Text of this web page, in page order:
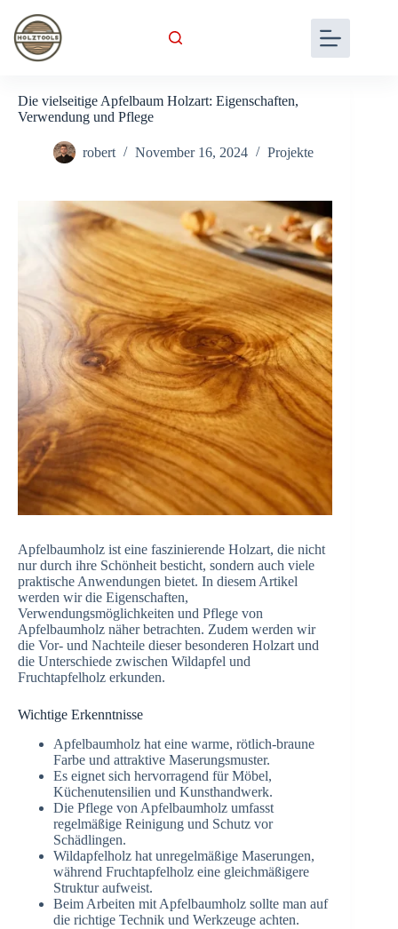
content
Die vielseitige Apfelbaum Holzart: Eigenschaften,
Verwendung und Pflege
robert November 16, 2024 Projekte
Apfelbaumholz ist eine faszinierende Holzart, die nicht
nur durch ihre Schönheit besticht, sondern auch viele
praktische Anwendungen bietet. In diesem Artikel
werden wir die Eigenschaften,
Verwendungsmöglichkeiten und Pflege von
Apfelbaumholz näher betrachten. Zudem werden wir
die Vor- und Nachteile dieser besonderen Holzart und
die Unterschiede zwischen Wildapfel und
Fruchtapfelholz erkunden.
Wichtige Erkenntnisse
Apfelbaumholz hat eine warme, rötlich-braune
Farbe und attraktive Maserungsmuster.
Es eignet sich hervorragend für Möbel,
Küchenutensilien und Kunsthandwerk.
Die Pflege von Apfelbaumholz umfasst
regelmäßige Reinigung und Schutz vor
Schädlingen.
Wildapfelholz hat unregelmäßige Maserungen,
während Fruchtapfelholz eine gleichmäßigere
Struktur aufweist.
Beim Arbeiten mit Apfelbaumholz sollte man auf
die richtige Technik und Werkzeuge achten.